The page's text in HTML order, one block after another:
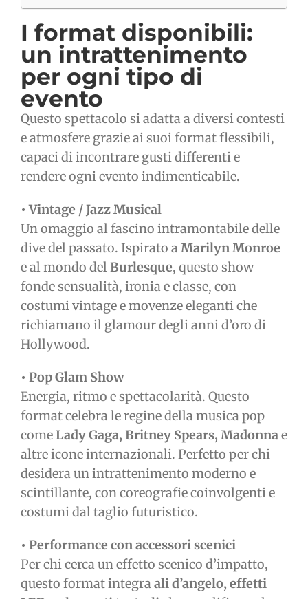
I format disponibili:
un intrattenimento
per ogni tipo di
evento
Questo spettacolo si adatta a diversi contesti
e atmosfere grazie ai suoi format flessibili,
capaci di incontrare gusti differenti e
rendere ogni evento indimenticabile.
• Vintage / Jazz Musical
Un omaggio al fascino intramontabile delle
dive del passato. Ispirato aMarilyn Monroe
e al mondo delBurlesque, questo show
fonde sensualità, ironia e classe, con
costumi vintage e movenze eleganti che
richiamano il glamour degli anni d’oro di
Hollywood.
• Pop Glam Show
Energia, ritmo e spettacolarità. Questo
format celebra le regine della musica pop
comeLady Gaga, Britney Spears, Madonnae
altre icone internazionali. Perfetto per chi
desidera un intrattenimento moderno e
scintillante, con coreografie coinvolgenti e
costumi dal taglio futuristico.
• Performance con accessori scenici
Per chi cerca un effetto scenico d’impatto,
questo format integraali d’angelo, effetti